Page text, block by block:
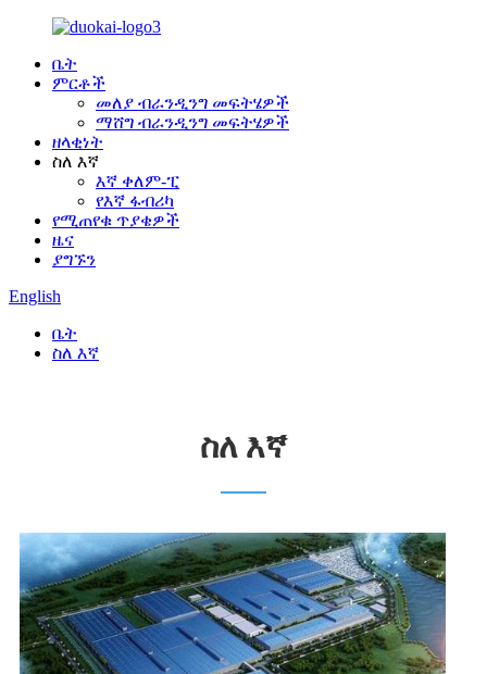
ቤት
ምርቶች
መለያ ብራንዲንግ መፍትሄዎች
ማሸግ ብራንዲንግ መፍትሄዎች
ዘላቂነት
ስለ እኛ
እኛ ቀለም-ፒ
የእኛ ፋብሪካ
የሚጠየቁ ጥያቄዎች
ዜና
ያግኙን
English
ቤት
ስለ እኛ
ስለ እኛ